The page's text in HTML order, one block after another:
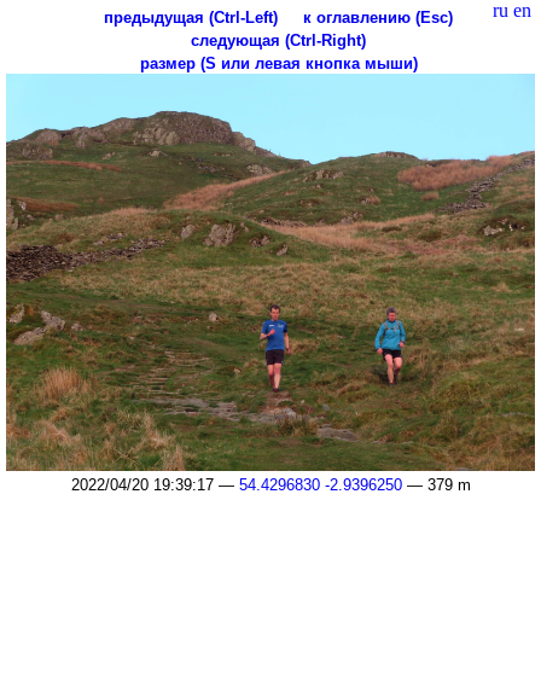
ru en
предыдущая (Ctrl-Left)
к оглавлению (Esc)
следующая (Ctrl-Right)
размер (S или левая кнопка мыши)
2022/04/20 19:39:17 — 54.4296830 -2.9396250— 379 m